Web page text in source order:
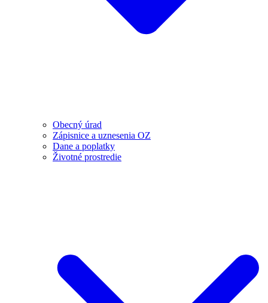
Obecný úrad
Zápisnice a uznesenia OZ
Dane a poplatky
Životné prostredie